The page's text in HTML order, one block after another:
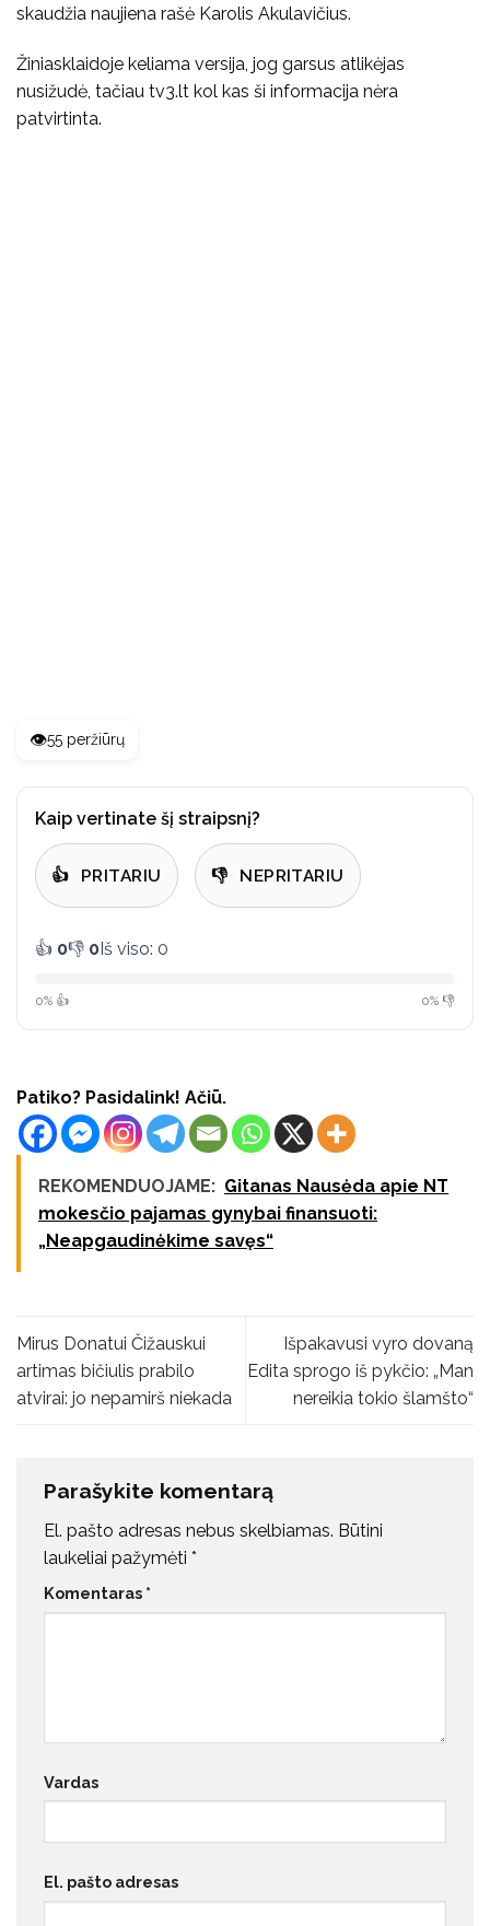
skaudžia naujiena rašė Karolis Akulavičius.
Žiniasklaidoje keliama versija, jog garsus atlikėjas
nusižudė, tačiau tv3.lt kol kas ši informacija nėra
patvirtinta.
👁️55 peržiūrų
Kaip vertinate šį straipsnį?
👍 PRITARIU 👎 NEPRITARIU
👍 0👎 0 Iš viso: 0
0% 👍 0% 👎
Patiko? Pasidalink! Ačiū.
REKOMENDUOJAME: Gitanas Nausėda apie NT
mokesčio pajamas gynybai finansuoti:
„Neapgaudinėkime savęs“
Mirus Donatui Čižauskui
artimas bičiulis prabilo
atvirai: jo nepamirš niekada
Išpakavusi vyro dovaną
Edita sprogo iš pykčio: „Man
nereikia tokio šlamšto“
Parašykite komentarą
El. pašto adresas nebus skelbiamas. Būtini
laukeliai pažymėti *
Komentaras *
Vardas
El. pašto adresas